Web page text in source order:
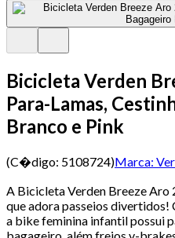
Bicicleta Verden
Para-Lamas,
Branco e Pink
(C�digo: 5108724)Marca:
A Bicicleta Verden Breeze Aro
que adora passeios divertidos!
a bike feminina infantil possui